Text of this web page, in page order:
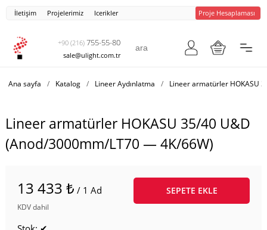
İletişim Projelerimiz Icerikler Proje Hesaplaması
+90 (216) 755-55-80
sale@ulight.com.tr
Ana sayfa / Katalog / Lineer Aydınlatma / Lineer armatürler HOKASU
Lineer armatürler HOKASU 35/40 U&D
(Anod/3000mm/LT70 — 4K/66W)
13 433 ₺ / 1 Ad
KDV dahil
SEPETE EKLE